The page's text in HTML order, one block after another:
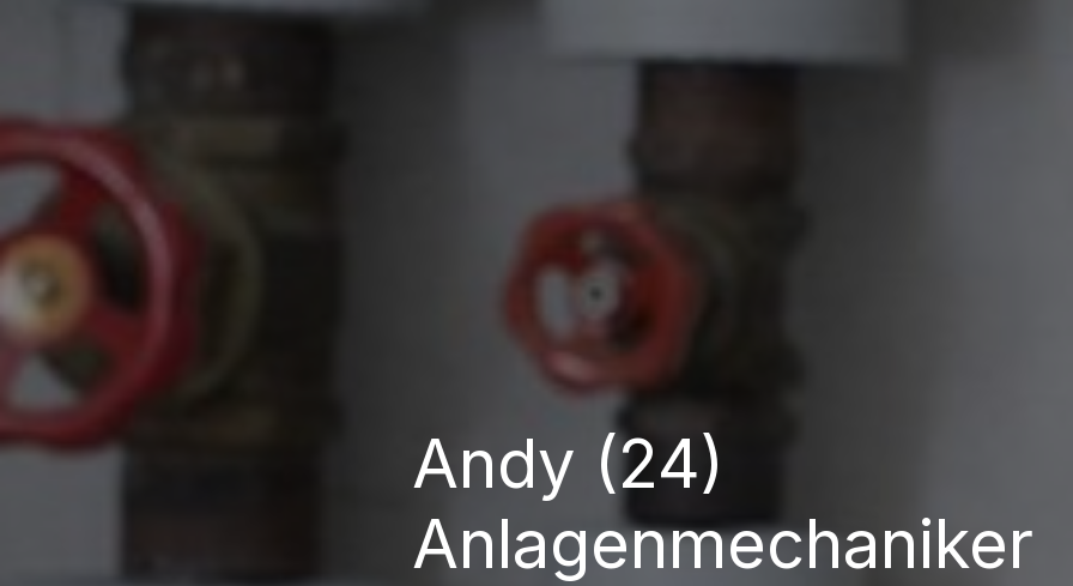
Andy (24)
Anlagenmechaniker